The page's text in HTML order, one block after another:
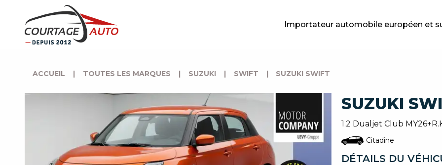
Importateur automobile européen et
ACCUEIL | TOUTES LES MARQUES | SUZUKI | SWIFT | SUZUKI SWIFT
SUZUKI
1.2 Dualjet Club
Citadine
DÉTAILS DU